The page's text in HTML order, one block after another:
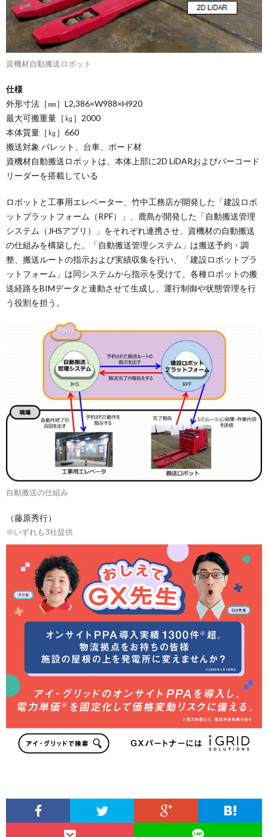
資機材自動搬送ロボット
仕様
外形寸法［㎜］L2,386×W988×H920
最大可搬重量［㎏］2000
本体質量［㎏］660
搬送対象 パレット、台車、ボード材
資機材自動搬送ロボットは、本体上部に2D LiDARおよびバーコード
リーダーを搭載している
ロボットと工事用エレベーター、竹中工務店が開発した「建設ロボ
ットプラットフォーム（RPF）」、鹿島が開発した「自動搬送管理
システム（JHSアプリ）」をそれぞれ連携させ、資機材の自動搬送
の仕組みを構築した。「自動搬送管理システム」は搬送予約・調
整、搬送ルートの指示および実績収集を行い、「建設ロボットプラ
ットフォーム」は同システムから指示を受けて、各種ロボットの搬
送経路をBIMデータと連動させて生成し、運行制御や状態管理を行
う役割を担う。
自動搬送の仕組み
（藤原秀行）
※いずれも3社提供